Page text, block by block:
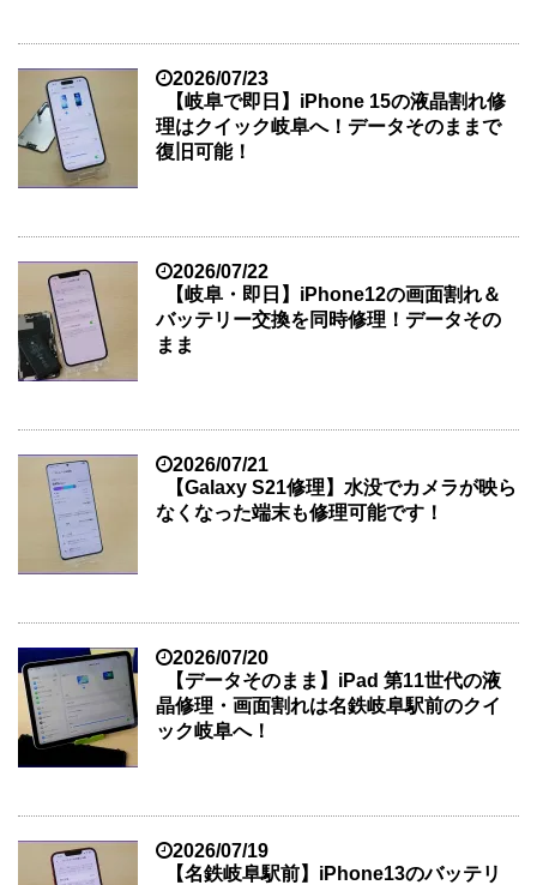
2026/07/23
【岐阜で即日】iPhone 15の液晶割れ修
理はクイック岐阜へ！データそのままで
復旧可能！
2026/07/22
【岐阜・即日】iPhone12の画面割れ＆
バッテリー交換を同時修理！データその
まま
2026/07/21
【Galaxy S21修理】水没でカメラが映ら
なくなった端末も修理可能です！
2026/07/20
【データそのまま】iPad 第11世代の液
晶修理・画面割れは名鉄岐阜駅前のクイ
ック岐阜へ！
2026/07/19
【名鉄岐阜駅前】iPhone13のバッテリ